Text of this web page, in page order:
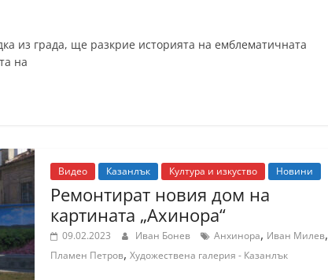
из града, ще разкрие историята на емблематичната
на
Видео Казанлък Култура и изкуство Новини
Ремонтират новия дом на
картината „Ахинора“
09.02.2023 Иван Бонев Анхинора, Иван Милев,
Пламен Петров, Художествена галерия - Казанлък